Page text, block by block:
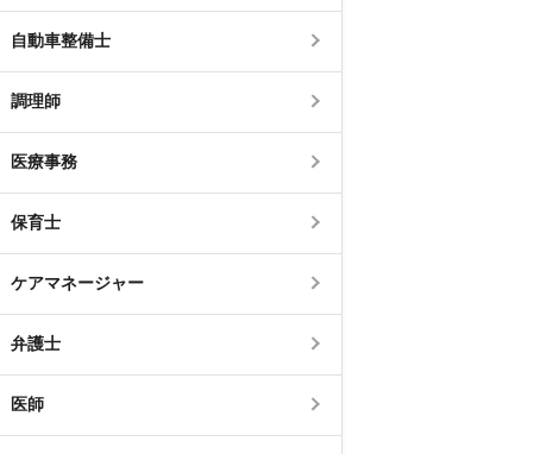
自動車整備士
調理師
医療事務
保育士
ケアマネージャー
弁護士
医師